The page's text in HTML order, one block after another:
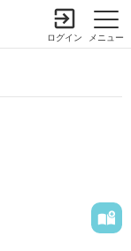
メニュー
ログイン